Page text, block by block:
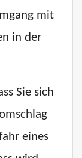
mit
in der
Sie sich
eines